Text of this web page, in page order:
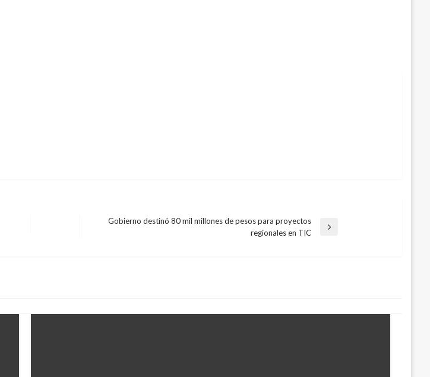
Gobierno destinó 80 mil millones de pesos para proyectos
regionales en TIC